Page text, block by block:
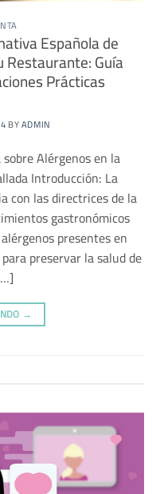
Española de
Restaurante: Guía
Prácticas
BYADMIN
Alérgenos en la
Introducción: La
con las directrices de la
gastronómicos
presentes en
preservar la salud de
→